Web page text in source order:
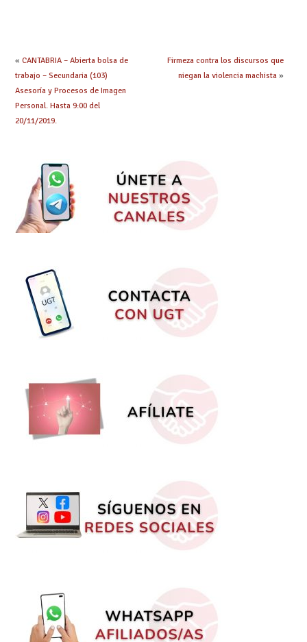
« CANTABRIA – Abierta bolsa de
trabajo – Secundaria (103)
Asesoría y Procesos de Imagen
Personal. Hasta 9:00 del
20/11/2019.
Firmeza contra los discursos que
niegan la violencia machista»